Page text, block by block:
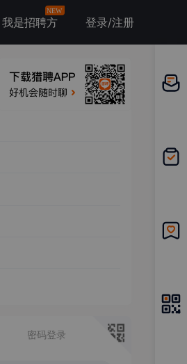
我是招聘方
NEW
登录/注册
密码登录